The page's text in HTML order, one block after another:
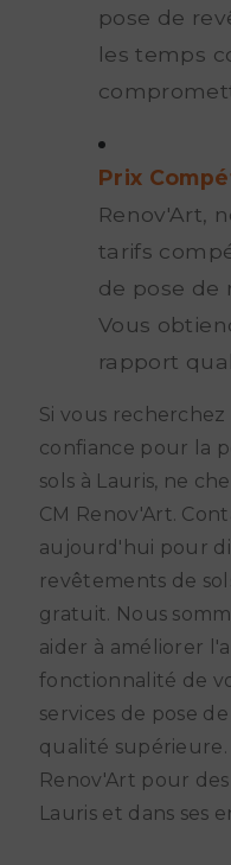
pose de
les temps
Prix
Renov'Art,
tarifs
de pose de
Vous
rapport
Si vous
confiance pour la
sols à Lauris, ne
CM Renov'Art.
aujourd'hui pour
revêtements de
gratuit. Nous
aider à améliorer
fonctionnalité de
services de pose
qualité supérieure.
Renov'Art pour
Lauris et dans ses